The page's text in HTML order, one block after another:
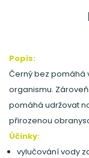
Popis:
Černý bez pomáhá
organismu.
pomáhá udržovat
přirozenou
Účinky:
vylučování vody